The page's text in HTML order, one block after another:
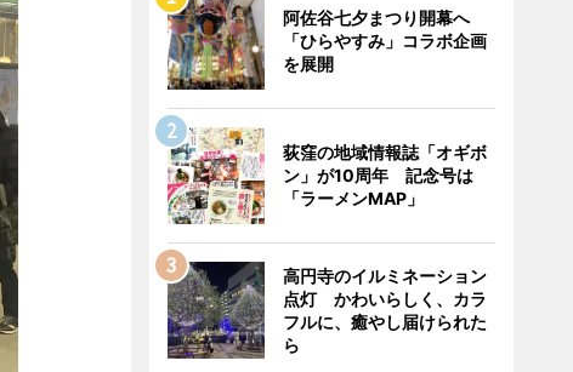
阿佐谷七夕まつり開幕へ
「ひらやすみ」コラボ企画
を展開
荻窪の地域情報誌「オギボ
ン」が10周年 記念号は
「ラーメンMAP」
高円寺のイルミネーション
点灯 かわいらしく、カラ
フルに、癒やし届けられた
ら